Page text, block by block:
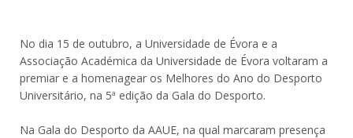
No dia 15 de outubro, a Universidade de Évora e a
Associação Académica da Universidade de Évora voltaram a
premiar e a homenagear os Melhores do Ano do Desporto
Universitário, na 5ª edição da Gala do Desporto.
Na Gala do Desporto da AAUE, na qual marcaram presença